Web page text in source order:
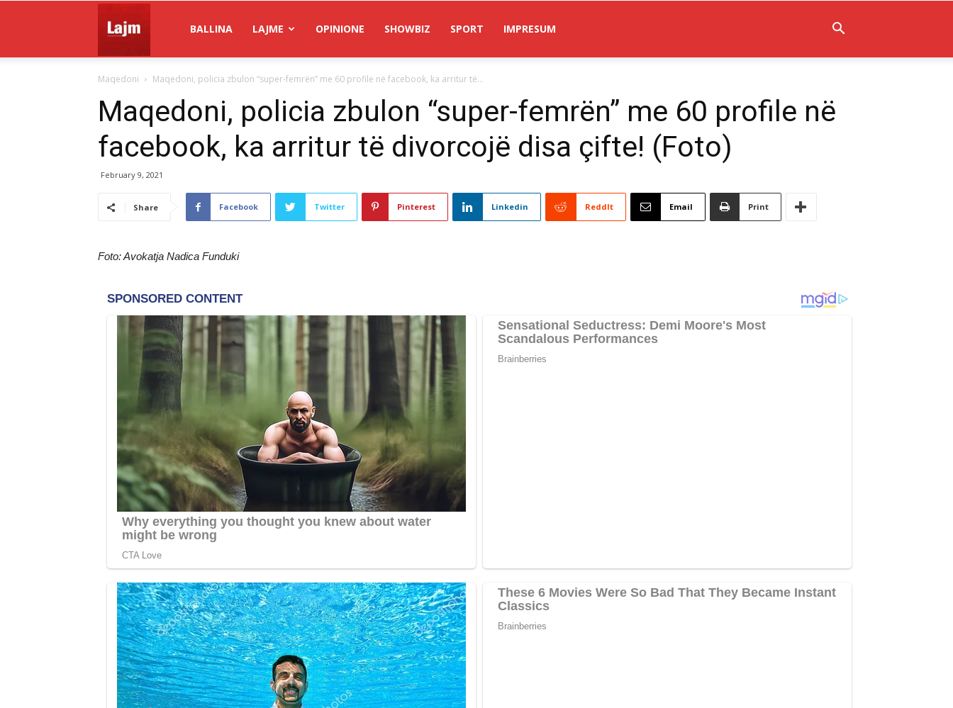
Lajm
BALLINA LAJME OPINIONE SHOWBIZ SPORT IMPRESUM
Maqedoni Maqedoni, policia zbulon “super-femrën” me 60 profile në facebook, ka arritur të...
Maqedoni, policia zbulon “super-femrën” me 60 profile në
facebook, ka arritur të divorcojë disa çifte! (Foto)
February 9, 2021
Share Facebook Twitter Pinterest Linkedin ReddIt Email Print
Foto: Avokatja Nadica Funduki